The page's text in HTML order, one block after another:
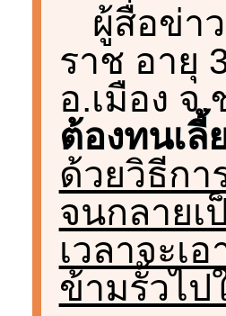
ผู้สื่อข่า
ราช อายุ
อ.เมือง จ
ต้องทนเลี้
ด้วยวิธีก
จนกลายเ
เวลาจะเ
ข้ามรั้วไป